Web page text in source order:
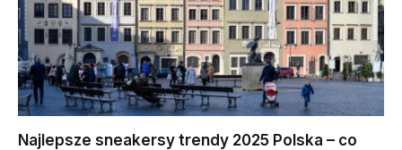
Najlepsze sneakersy trendy 2025 Polska – co